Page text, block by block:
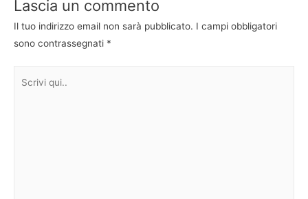
Lascia un commento
Il tuo indirizzo email non sarà pubblicato. I campi obbligatori
sono contrassegnati *